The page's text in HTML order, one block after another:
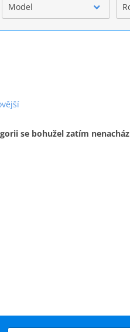
Model
se bohužel zatím